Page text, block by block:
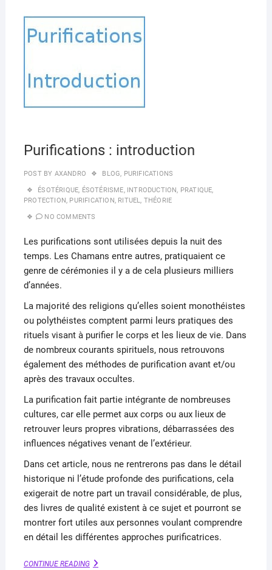
o
o
o
n
Purifications : introduction
POST BY AXANDRO BLOG, PURIFICATIONS
ÉSOTÉRIQUE, ÉSOTÉRISME, INTRODUCTION, PRATIQUE,
PROTECTION, PURIFICATION, RITUEL, THÉORIE
NO COMMENTS
Les purifications sont utilisées depuis la nuit des
temps. Les Chamans entre autres, pratiquaient ce
genre de cérémonies il y a de cela plusieurs milliers
d’années.
La majorité des religions qu’elles soient monothéistes
ou polythéistes comptent parmi leurs pratiques des
rituels visant à purifier le corps et les lieux de vie. Dans
de nombreux courants spirituels, nous retrouvons
également des méthodes de purification avant et/ou
après des travaux occultes.
La purification fait partie intégrante de nombreuses
cultures, car elle permet aux corps ou aux lieux de
retrouver leurs propres vibrations, débarrassées des
influences négatives venant de l’extérieur.
Dans cet article, nous ne rentrerons pas dans le détail
historique ni l’étude profonde des purifications, cela
exigerait de notre part un travail considérable, de plus,
des livres de qualité existent à ce sujet et pourront se
montrer fort utiles aux personnes voulant comprendre
en détail les différentes approches purificatrices.
CONTINUE READINGPURIFICATIONS